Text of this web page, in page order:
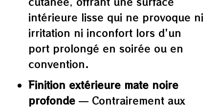
intérieure lisse qui ne provoque ni
irritation ni inconfort lors d'un
port prolongé en soirée ou en
convention.
Finition extérieure mate noire
profonde — Contrairement aux